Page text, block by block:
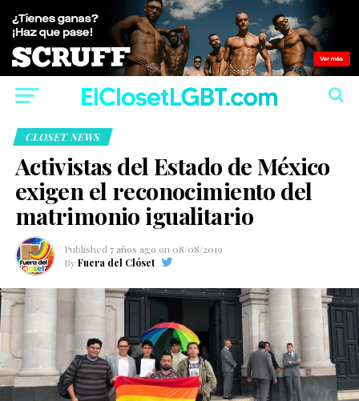
CLOSET NEWS
Activistas del Estado de México
exigen el reconocimiento del
matrimonio igualitario
Published 7 años ago on 08/08/2019
By Fuera del Clóset